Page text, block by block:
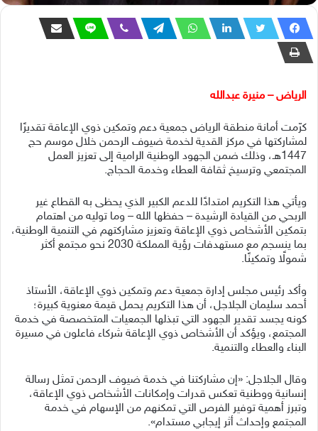
الرياض – منيرة عبدالله
كرّمت أمانة منطقة الرياض جمعية دعم وتمكين ذوي الإعاقة تقديرًا
لمشاركتها في مركز القدية لخدمة ضيوف الرحمن خلال موسم حج
1447هـ، وذلك ضمن الجهود الوطنية الرامية إلى تعزيز العمل
المجتمعي وترسيخ ثقافة العطاء وخدمة الحجاج.
ويأتي هذا التكريم امتدادًا للدعم الكبير الذي يحظى به القطاع غير
الربحي من القيادة الرشيدة – حفظها الله – وما توليه من اهتمام
بتمكين الأشخاص ذوي الإعاقة وتعزيز مشاركتهم في التنمية الوطنية،
بما ينسجم مع مستهدفات رؤية المملكة 2030 نحو مجتمع أكثر
شمولًا وتمكينًا.
وأكد رئيس مجلس إدارة جمعية دعم وتمكين ذوي الإعاقة، الأستاذ
أحمد سليمان الجلاجل، أن هذا التكريم يحمل قيمة معنوية كبيرة؛
كونه يجسد تقدير الجهود التي تبذلها الجمعيات المتخصصة في خدمة
المجتمع، ويؤكد أن الأشخاص ذوي الإعاقة شركاء فاعلون في مسيرة
البناء والعطاء والتنمية.
وقال الجلاجل: «إن مشاركتنا في خدمة ضيوف الرحمن تمثل رسالة
إنسانية ووطنية تعكس قدرات وإمكانات الأشخاص ذوي الإعاقة،
وتبرز أهمية توفير الفرص التي تمكنهم من الإسهام في خدمة
المجتمع وإحداث أثر إيجابي مستدام».